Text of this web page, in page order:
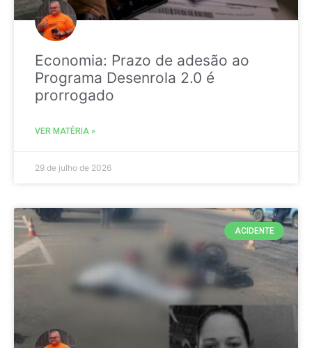
Economia: Prazo de adesão ao
Programa Desenrola 2.0 é
prorrogado
VER MATÉRIA »
29 de julho de 2026
ACIDENTE